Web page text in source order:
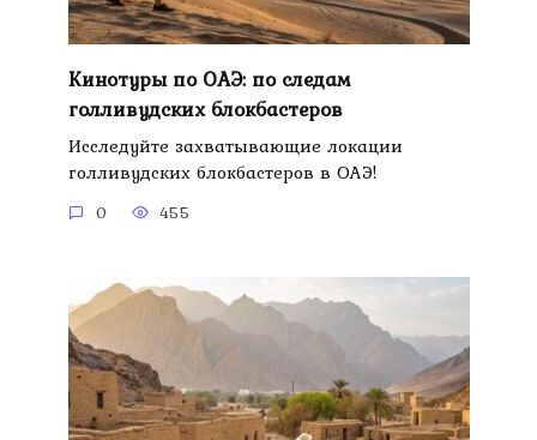
Кинотуры по ОАЭ: по следам
голливудских блокбастеров
Исследуйте захватывающие локации
голливудских блокбастеров в ОАЭ!
0 455